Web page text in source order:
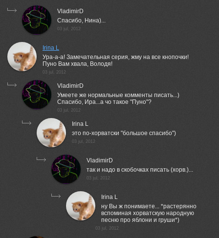
VladimirD
Спасибо, Нина)...
03 jul, 2012
Irina L
Ура-а-а! Замечательная серия, жму на все кнопочки!
Пуно Вам хвала, Володя!
03 jul, 2012
VladimirD
Умеете же нормальные комменты писать...)
Спасибо, Ира...а чо такое "Пуно"?
03 jul, 2012
Irina L
это по-хорватски "большое спасибо")
03 jul, 2012
VladimirD
так и надо в скобочках писать (хорв.)...
03 jul, 2012
Irina L
ну Вы ж понимаете... *растерянно
вспоминая хорватскую народную
песню про яблони и груши*)
03 jul, 2012